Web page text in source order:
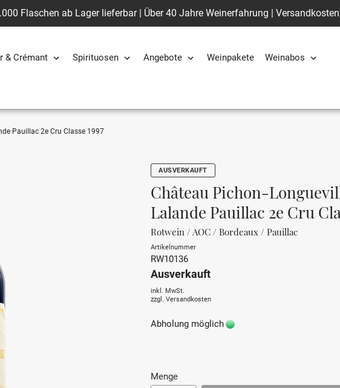
Flaschen ab Lager lieferbar | Über 40 Jahre Weinerfahrung |
& Crémant Spirituosen Angebote Weinpakete
Weinabos
Pauillac 2e Cru Classe 1997
AUSVERKAUFT
Château Pichon-
Lalande Pauillac 2e Cru
Rotwein / AOC / Bordeaux / Pauillac
Artikelnummer
RW10136
Ausverkauft
inkl. MwSt.
zzgl. Versandkosten
Abholung möglich
Menge